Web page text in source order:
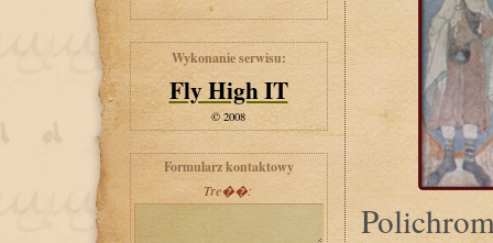
Wykonanie serwisu:
Fly High IT
© 2008
Formularz kontaktowy
Tre��: